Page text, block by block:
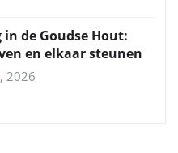
in de Goudse Hout:
en elkaar steunen
2026